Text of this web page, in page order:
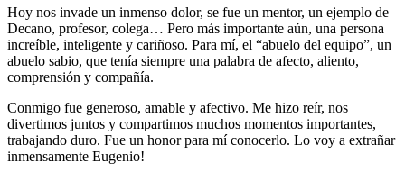
Hoy nos invade un inmenso dolor, se fue un mentor, un ejemplo de
Decano, profesor, colega… Pero más importante aún, una persona
increíble, inteligente y cariñoso. Para mí, el “abuelo del equipo”, un
abuelo sabio, que tenía siempre una palabra de afecto, aliento,
comprensión y compañía.
Conmigo fue generoso, amable y afectivo. Me hizo reír, nos
divertimos juntos y compartimos muchos momentos importantes,
trabajando duro. Fue un honor para mí conocerlo. Lo voy a extrañar
inmensamente Eugenio!